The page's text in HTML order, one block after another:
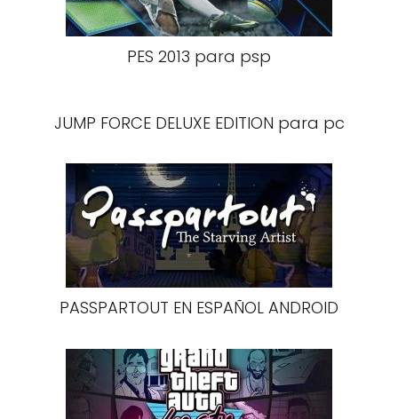
PES 2013 para psp
JUMP FORCE DELUXE EDITION para pc
PASSPARTOUT EN ESPAÑOL ANDROID